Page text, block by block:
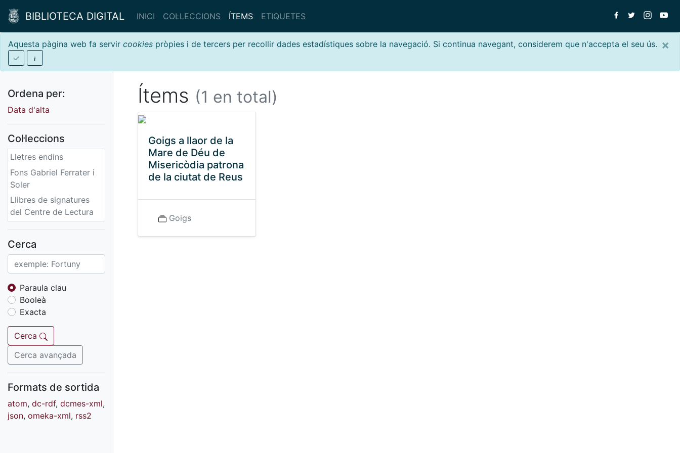
BIBLIOTECA DIGITAL INICI COL·LECCIONS ÍTEMS ETIQUETES
×
Aquesta pàgina web fa servir cookies pròpies i de tercers per recollir dades estadístiques sobre la navegació. Si continua navegant, considerem que n'accepta el seu ús.
Ordena per:
Data d'alta
Col·leccions
Lletres endins
Fons Gabriel Ferrater i
Soler
Llibres de signatures
del Centre de Lectura
Fons sonor de Ràdio
Reus
Cartells
Fons audiovisual
Fons local
Fons sonor
Goigs
Fons fotogràfic
Fons d'art
Cerca
Paraula clau
Booleà
Exacta
Cerca
Cerca avançada
Formats de sortida
atom, dc-rdf, dcmes-xml,
json, omeka-xml, rss2
Ítems (1 en total)
Goigs a llaor de la
Mare de Déu de
Misericòdia patrona
de la ciutat de Reus
Goigs